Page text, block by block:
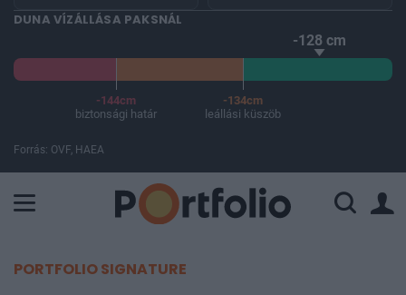
DUNA VÍZÁLLÁSA PAKSNÁL
-128 cm
-144cm
biztonsági határ
-134cm
leállási küszöb
Forrás: OVF, HAEA
PORTFOLIO SIGNATURE